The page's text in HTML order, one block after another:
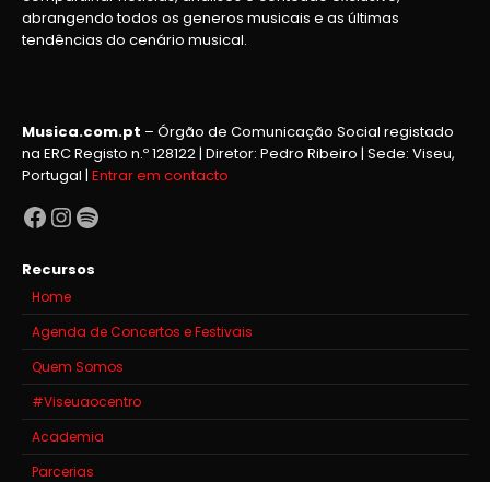
abrangendo todos os generos musicais e as últimas
tendências do cenário musical.
Musica.com.pt – Órgão de Comunicação Social registado
na ERC Registo n.º 128122 | Diretor: Pedro Ribeiro | Sede: Viseu,
Portugal | Entrar em contacto
Facebook
Instagram
Spotify
Recursos
Home
Agenda de Concertos e Festivais
Quem Somos
#Viseuaocentro
Academia
Parcerias